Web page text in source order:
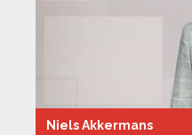
Niels Akkermans